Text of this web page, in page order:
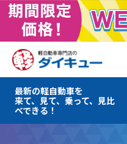
最新の軽自動車を
来て、見て、乗って、見比
べできる！